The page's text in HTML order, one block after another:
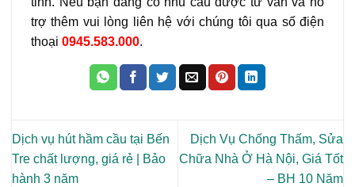
trợ thêm vui lòng liên hệ với chúng tôi qua số điện
thoại 0945.583.000.
Dịch vụ hút hầm cầu tại Bến
Tre chất lượng, giá rẻ | Bảo
hành 3 năm
Dịch Vụ Chống Thấm, Sửa
Chữa Nhà Ở Hà Nội, Giá Tốt
– BH 10 Năm